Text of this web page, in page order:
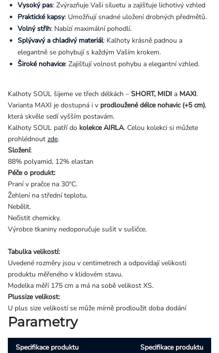
Vysoký pas: Zvýrazňuje Vaši siluetu a zajišťuje lichotivý vzhled
Praktické kapsy: Umožňují snadné uložení drobných předmětů.
Volný střih: Nabízí maximální pohodlí.
Splývavý a chladivý materiál: Kalhoty krásně padnou a
elegantně se pohybují s každým Vaším krokem.
Široké nohavice: Zajišťují volnost pohybu a elegantní vzhled.
Kalhoty SOUL šijeme ve třech délkách – SHORT, MIDI a MAXI.
Varianta MAXI je dostupná i v prodloužené délce nohavic (+5 cm),
která skvěle sedí vyšším postavám.
Kalhoty SOUL patří do kolekce AIRLA. Celou kolekci si můžete
prohlédnout zde.
Složení:
88% polyamid, 12% elastan
Péče o produkt:
Praní v pračce na 30°C.
Žehlení na střední teplotu.
Nebělit.
Nečistit chemicky.
Výrobce tkaniny nedoporučuje sušit v sušičce.
Tabulka velikostí:
Uvedené rozměry jsou v centimetrech a odpovídají velikosti
produktu měřeného v klidovém stavu.
Modelka měří 175 cm a má na sobě velikost XS.
Plussize velikost:
U plus size velikostí se může mírně prodloužit doba dodání
Parametry
Specifikace produktu Specifikace produktu